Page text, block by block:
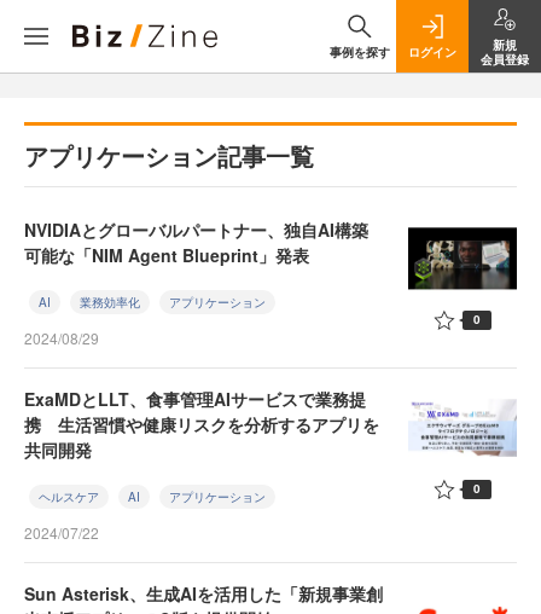
事例を探す ログイン
新規
会員登録
アプリケーション記事一覧
NVIDIAとグローバルパートナー、独自AI構築
可能な「NIM Agent Blueprint」発表
AI 業務効率化 アプリケーション
2024/08/29
0
ExaMDとLLT、食事管理AIサービスで業務提
携 生活習慣や健康リスクを分析するアプリを
共同開発
ヘルスケア AI アプリケーション
2024/07/22
0
Sun Asterisk、生成AIを活用した「新規事業創